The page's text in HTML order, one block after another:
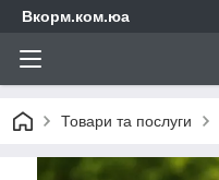
Вкорм.ком.юа
Товари та послуги